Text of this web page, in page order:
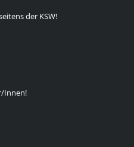
der KSW!
Innen!